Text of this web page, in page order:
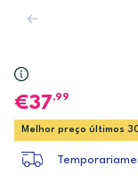
37,99
Melhor preço últimos